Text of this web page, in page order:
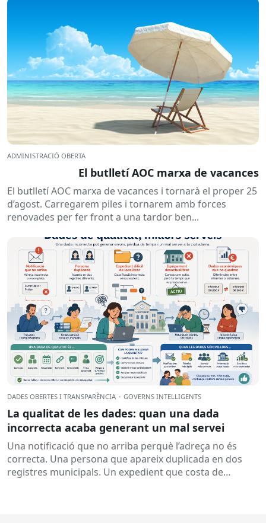
ADMINISTRACIÓ OBERTA
El butlletí AOC marxa de vacances
El butlletí AOC marxa de vacances i tornarà el proper 25
d’agost. Carregarem piles i tornarem amb forces
renovades per fer front a una tardor ben...
DADES OBERTES I TRANSPARÈNCIA · GOVERNS INTEL·LIGENTS
La qualitat de les dades: quan una dada
incorrecta acaba generant un mal servei
Una notificació que no arriba perquè l’adreça no és
correcta. Una persona que apareix duplicada en dos
registres municipals. Un expedient que costa de